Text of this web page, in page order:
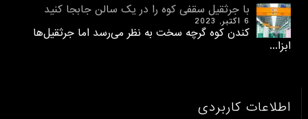
با جرثقیل سقفی کوه را در یک سالن جابجا کنید
6 اکتبر, 2023
کندن کوه گرچه سخت به نظر می‌رسد اما جرثقیل‌ها
ابزا...
اطلاعات کاربردی